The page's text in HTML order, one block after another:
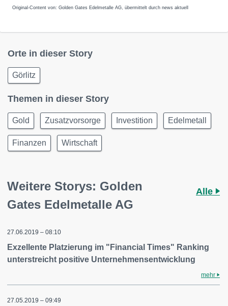
Original-Content von: Golden Gates Edelmetalle AG, übermittelt durch news aktuell
Orte in dieser Story
Görlitz
Themen in dieser Story
Gold Zusatzvorsorge Investition Edelmetall
Finanzen Wirtschaft
Weitere Storys: Golden
Gates Edelmetalle AG
Alle
27.06.2019 – 08:10
Exzellente Platzierung im "Financial Times" Ranking
unterstreicht positive Unternehmensentwicklung
mehr
27.05.2019 – 09:49